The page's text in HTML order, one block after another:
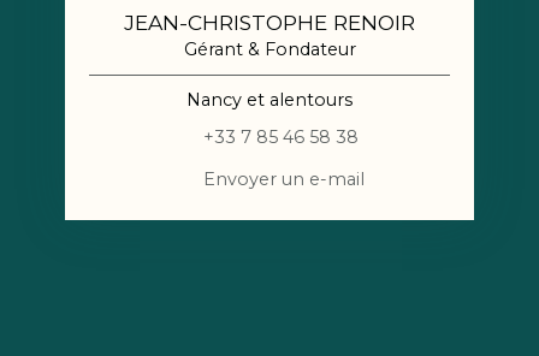
JEAN-CHRISTOPHE RENOIR
Gérant & Fondateur
Nancy et alentours
+33 7 85 46 58 38
Envoyer un e-mail